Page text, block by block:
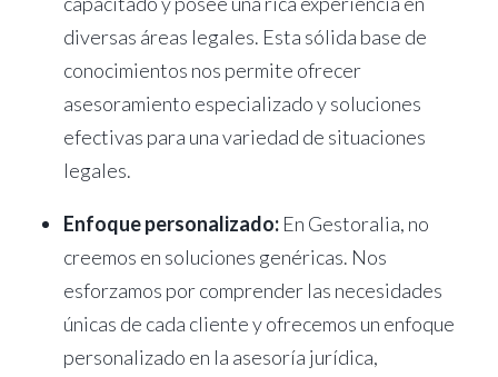
diversas áreas legales. Esta sólida base de
conocimientos nos permite ofrecer
asesoramiento especializado y soluciones
efectivas para una variedad de situaciones
legales.
Enfoque personalizado: En Gestoralia, no
creemos en soluciones genéricas. Nos
esforzamos por comprender las necesidades
únicas de cada cliente y ofrecemos un enfoque
personalizado en la asesoría jurídica,